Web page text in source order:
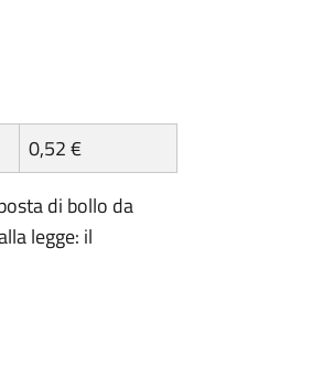
0,52 €
di bollo da
legge: il